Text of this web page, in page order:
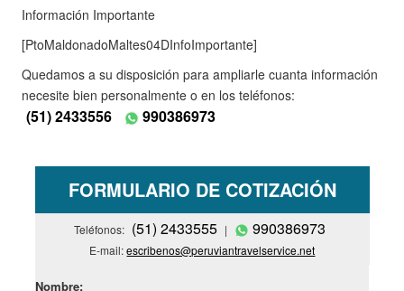
Información Importante
[PtoMaldonadoMaltes04DInfoImportante]
Quedamos a su disposición para ampliarle cuanta información
necesite bien personalmente o en los teléfonos:
(51) 2433556 990386973
FORMULARIO DE COTIZACIÓN
Teléfonos: (51) 2433555 | 990386973
E-mail:escribenos@peruviantravelservice.net